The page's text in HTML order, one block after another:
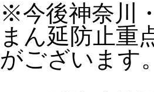
※今後神奈川
まん延防止重
がございます。